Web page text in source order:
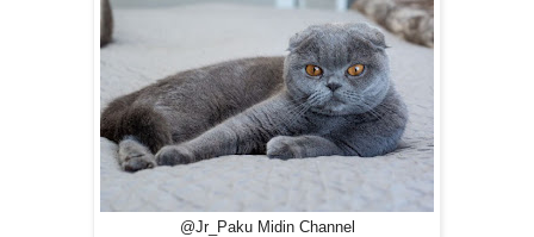
@Jr_Paku Midin Channel